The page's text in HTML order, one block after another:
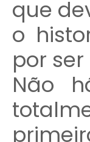
que
o
por
Não